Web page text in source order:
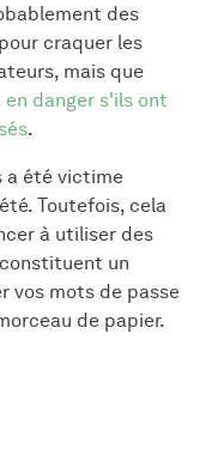
des
craquer les
mais que
danger s'ils ont
.
a été victime
Toutefois, cela
à utiliser des
un
vos mots de passe
de papier.